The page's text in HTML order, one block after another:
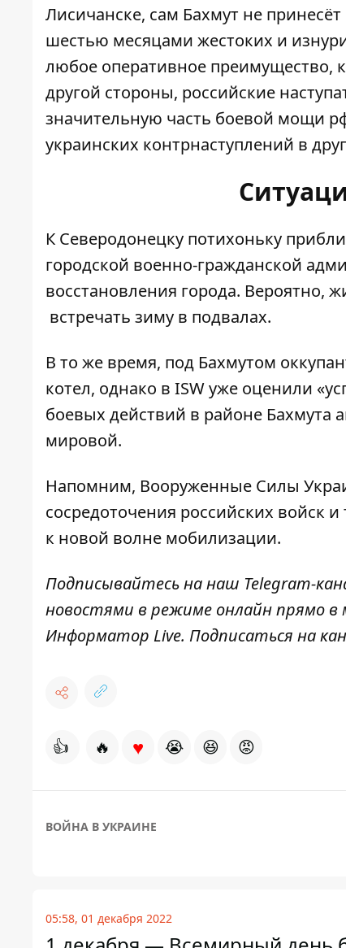
Лисичанске, сам Бахмут не
шестью месяцами жестоких и
любое оперативное преимущество,
другой стороны, российские
значительную часть боевой мощи
украинских контрнаступлений в
К Северодонецку потихоньку
городской военно-гражданской
восстановления города. Вероятно,
встречать зиму в подвалах.
В то же время, под Бахмутом
котел, однако в ISW уже оценили
боевых действий в районе Бахмута
мировой.
Напомним, Вооруженные Силы
сосредоточения российских войск
к новой волне мобилизации.
Подписывайтесь на наш Telegram-
новостями в режиме онлайн прямо в
Информатор Live. Подписаться на
👍 🔥 ♥ 😭 😆 😡
ВОЙНА В УКРАИНЕ
05:58, 01 декабря 2022